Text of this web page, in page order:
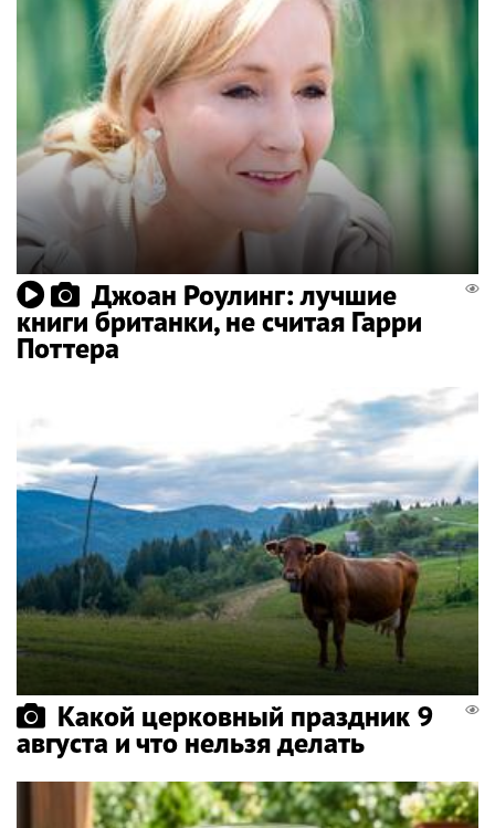
Джоан Роулинг: лучшие
книги британки, не считая Гарри
Поттера
Какой церковный праздник 9
августа и что нельзя делать